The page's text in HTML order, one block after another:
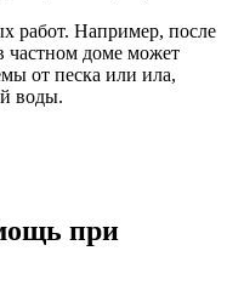
работ. Например, после
частном доме может
от песка или ила,
воды.
при